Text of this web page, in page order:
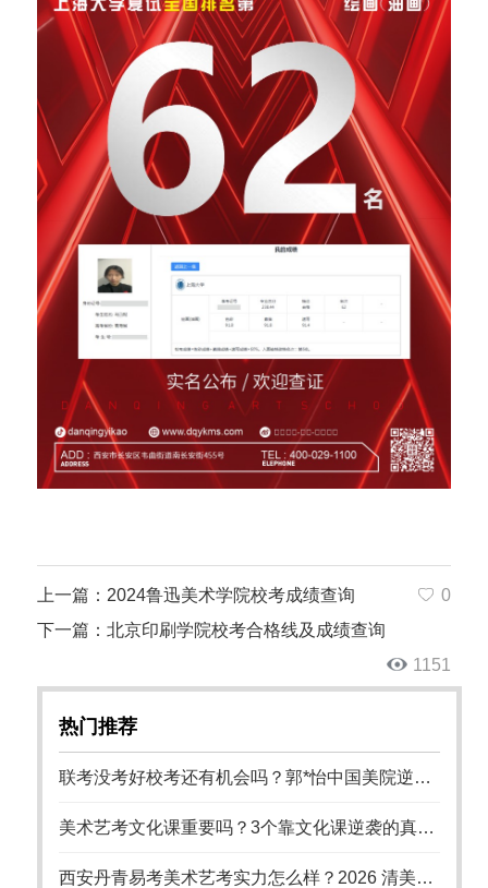
上一篇：2024鲁迅美术学院校考成绩查询
下一篇：北京印刷学院校考合格线及成绩查询
0
1151
热门推荐
联考没考好校考还有机会吗？郭*怡中国美院逆袭记
美术艺考文化课重要吗？3个靠文化课逆袭的真实案例
西安丹青易考美术艺考实力怎么样？2026 清美八大美院录取数据硬核佐证 18 年办学实力